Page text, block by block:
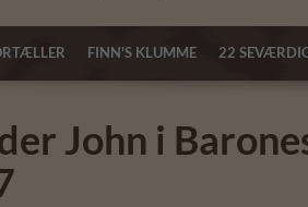
FINN'S KLUMME 22
John i